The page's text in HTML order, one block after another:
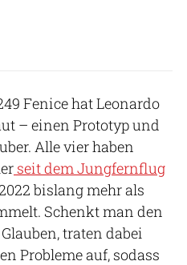
Fenice hat Leonardo
– einen Prototyp und
Alle vier haben
seit dem Jungfernflug
bislang mehr als
Schenkt man den
traten dabei
Probleme auf, sodass